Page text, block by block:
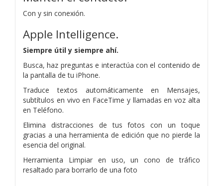
Con y sin conexión.
Apple Intelligence.
Siempre útil y siempre ahí.
Busca, haz preguntas e interactúa con el contenido de
la pantalla de tu iPhone.
Traduce textos automáticamente en Mensajes,
subtítulos en vivo en FaceTime y llamadas en voz alta
en Teléfono.
Elimina distracciones de tus fotos con un toque
gracias a una herramienta de edición que no pierde la
esencia del original.
Herramienta Limpiar en uso, un cono de tráfico
resaltado para borrarlo de una foto